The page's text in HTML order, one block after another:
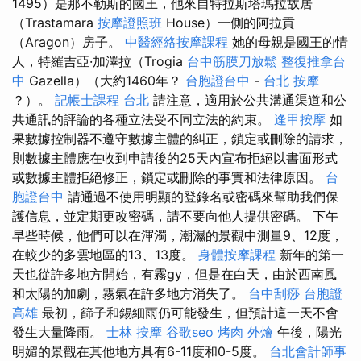
1495）是那不勒斯的國王，他來自特拉斯塔瑪拉故居
（Trastamara 按摩證照班 House）一側的阿拉貢
（Aragon）房子。 中醫經絡按摩課程 她的母親是國王的情
人，特羅吉亞·加澤拉（Trogia 台中筋膜刀放鬆 整復推拿台
中 Gazella）（大約1460年？ 台胞證台中 - 台北 按摩
？）。 記帳士課程 台北 請注意，適用於公共溝通渠道和公
共通訊的評論的各種立法受不同立法的約束。 逢甲按摩 如
果數據控制器不遵守數據主體的糾正，鎖定或刪除的請求，
則數據主體應在收到申請後的25天內宣布拒絕以書面形式
或數據主體拒絕修正，鎖定或刪除的事實和法律原因。 台
胞證台中 請通過不使用明顯的登錄名或密碼來幫助我們保
護信息，並定期更改密碼，請不要向他人提供密碼。 下午
早些時候，他們可以在渾濁，潮濕的景觀中測量9、12度，
在較少的多雲地區的13、13度。 身體按摩課程 新年的第一
天也從許多地方開始，有霧gy，但是在白天，由於西南風
和太陽的加劇，霧氣在許多地方消失了。 台中刮痧 台胞證
高雄 最初，篩子和錫細雨仍可能發生，但預計這一天不會
發生大量降雨。 士林 按摩 谷歌seo 烤肉 外燴 午後，陽光
明媚的景觀在其他地方具有6-11度和0-5度。 台北會計師事